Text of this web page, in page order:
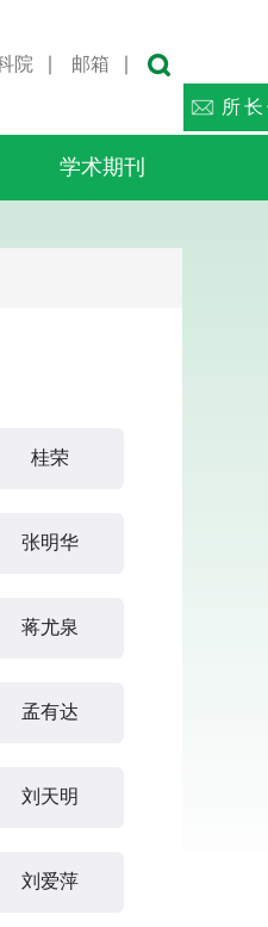
所
院 邮箱
学术期刊
桂荣
张明华
蒋尤泉
孟有达
刘天明
刘爱萍